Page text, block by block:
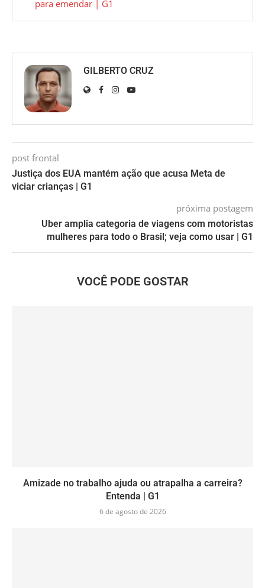
para emendar | G1
GILBERTO CRUZ
post frontal
Justiça dos EUA mantém ação que acusa Meta de
viciar crianças | G1
próxima postagem
Uber amplia categoria de viagens com motoristas
mulheres para todo o Brasil; veja como usar | G1
VOCÊ PODE GOSTAR
Amizade no trabalho ajuda ou atrapalha a carreira?
Entenda | G1
6 de agosto de 2026